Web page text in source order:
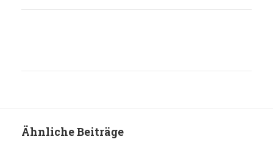
Ähnliche Beiträge